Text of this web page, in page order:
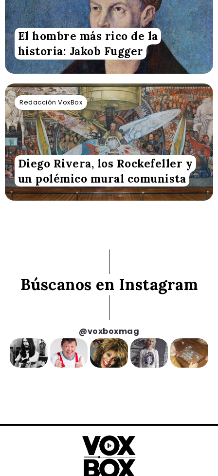
El hombre más rico de la
historia: Jakob Fugger
Redacción VoxBox
Diego Rivera, los Rockefeller y
un polémico mural comunista
Búscanos en Instagram
@voxboxmag